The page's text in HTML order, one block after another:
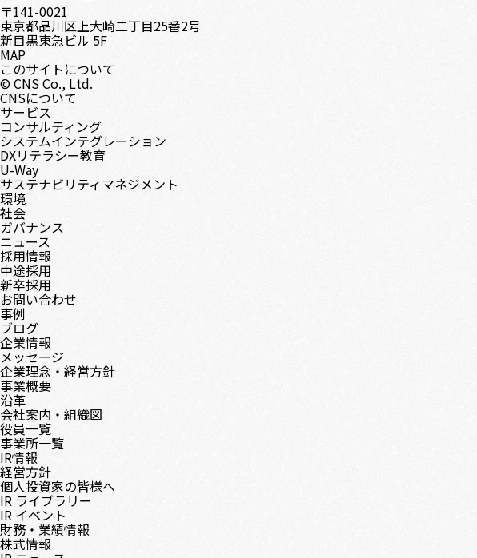
〒141-0021
東京都品川区上大崎二丁目25番2号
新目黒東急ビル 5F
MAP
このサイトについて
© CNS Co., Ltd.
CNSについて
サービス
コンサルティング
システムインテグレーション
DXリテラシー教育
U-Way
サステナビリティマネジメント
環境
社会
ガバナンス
ニュース
採用情報
中途採用
新卒採用
お問い合わせ
事例
ブログ
企業情報
メッセージ
企業理念・経営方針
事業概要
沿革
会社案内・組織図
役員一覧
事業所一覧
IR情報
経営方針
個人投資家の皆様へ
IR ライブラリー
IR イベント
財務・業績情報
株式情報